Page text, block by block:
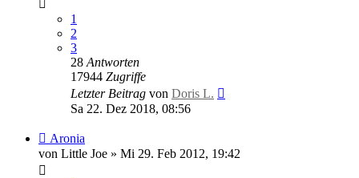
1
2
3
28 Antworten
17944 Zugriffe
Letzter Beitrag von Doris L.
Sa 22. Dez 2018, 08:56
Aronia
von Little Joe » Mi 29. Feb 2012, 19:42